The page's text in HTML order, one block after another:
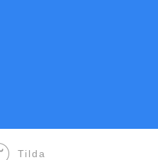
Tilda